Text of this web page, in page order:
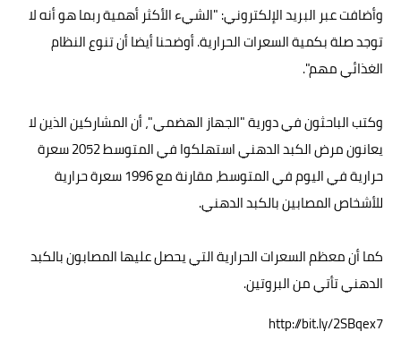
وأضافت عبر البريد الإلكتروني: "الشيء الأكثر أهمية ربما هو أنه لا
توجد صلة بكمية السعرات الحرارية. أوضحنا أيضا أن تنوع النظام
الغذائي مهم".
وكتب الباحثون في دورية "الجهاز الهضمي"، أن المشاركين الذين لا
يعانون مرض الكبد الدهني استهلكوا في المتوسط 2052 سعرة
حرارية في اليوم في المتوسط، مقارنة مع 1996 سعرة حرارية
للأشخاص المصابين بالكبد الدهني.
كما أن معظم السعرات الحرارية التي يحصل عليها المصابون بالكبد
الدهني تأتي من البروتين.
http://bit.ly/2SBqex7